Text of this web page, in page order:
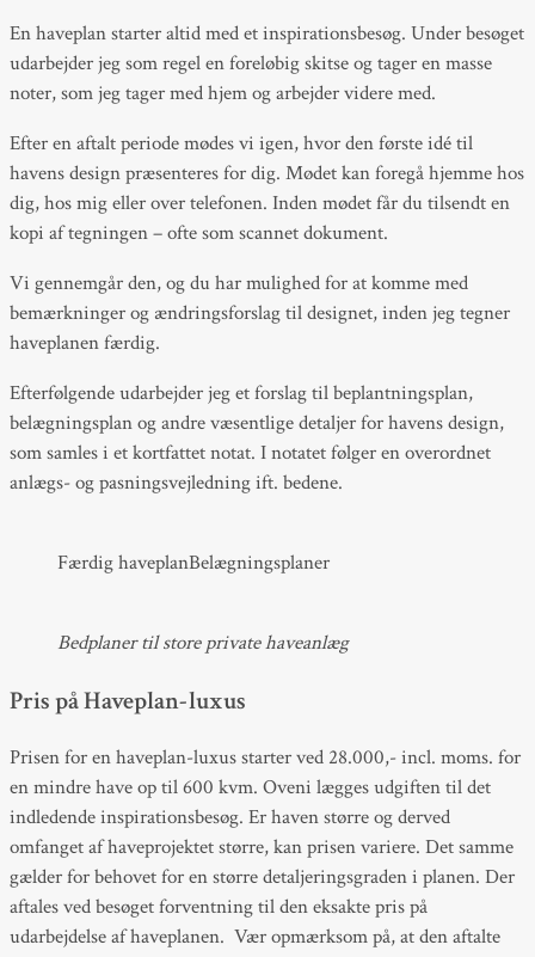
En haveplan starter altid med et inspirationsbesøg. Under besøget
udarbejder jeg som regel en foreløbig skitse og tager en masse
noter, som jeg tager med hjem og arbejder videre med.
Efter en aftalt periode mødes vi igen, hvor den første idé til
havens design præsenteres for dig. Mødet kan foregå hjemme hos
dig, hos mig eller over telefonen. Inden mødet får du tilsendt en
kopi af tegningen – ofte som scannet dokument.
Vi gennemgår den, og du har mulighed for at komme med
bemærkninger og ændringsforslag til designet, inden jeg tegner
haveplanen færdig.
Efterfølgende udarbejder jeg et forslag til beplantningsplan,
belægningsplan og andre væsentlige detaljer for havens design,
som samles i et kortfattet notat. I notatet følger en overordnet
anlægs- og pasningsvejledning ift. bedene.
Færdig haveplanBelægningsplaner
Bedplaner til store private haveanlæg
Pris på Haveplan-luxus
Prisen for en haveplan-luxus starter ved 28.000,- incl. moms. for
en mindre have op til 600 kvm. Oveni lægges udgiften til det
indledende inspirationsbesøg. Er haven større og derved
omfanget af haveprojektet større, kan prisen variere. Det samme
gælder for behovet for en større detaljeringsgraden i planen. Der
aftales ved besøget forventning til den eksakte pris på
udarbejdelse af haveplanen. Vær opmærksom på, at den aftalte